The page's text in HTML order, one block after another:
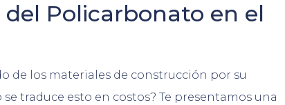
del Policarbonato en el
de los materiales de construcción por su
traduce esto en costos? Te presentamos una